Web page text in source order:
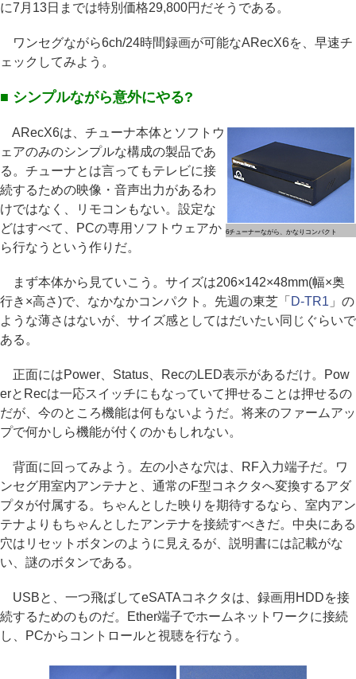
に7月13日までは特別価格29,800円だそうである。
ワンセグながら6ch/24時間録画が可能なARecX6を、早速チ
ェックしてみよう。
■ シンプルながら意外にやる?
6チューナーながら、かなりコンパクト
ARecX6は、チューナ本体とソフトウ
ェアのみのシンプルな構成の製品であ
る。チューナとは言ってもテレビに接
続するための映像・音声出力があるわ
けではなく、リモコンもない。設定な
どはすべて、PCの専用ソフトウェアか
ら行なうという作りだ。
まず本体から見ていこう。サイズは206×142×48mm(幅×奥
行き×高さ)で、なかなかコンパクト。先週の東芝「 D-TR1 」の
ような薄さはないが、サイズ感としてはだいたい同じぐらいで
ある。
正面にはPower、Status、RecのLED表示があるだけ。Pow
erとRecは一応スイッチにもなっていて押せることは押せるの
だが、今のところ機能は何もないようだ。将来のファームアッ
プで何かしら機能が付くのかもしれない。
背面に回ってみよう。左の小さな穴は、RF入力端子だ。ワ
ンセグ用室内アンテナと、通常のF型コネクタへ変換するアダ
プタが付属する。ちゃんとした映りを期待するなら、室内アン
テナよりもちゃんとしたアンテナを接続すべきだ。中央にある
穴はリセットボタンのように見えるが、説明書には記載がな
い、謎のボタンである。
USBと、一つ飛ばしてeSATAコネクタは、録画用HDDを接
続するためのものだ。Ether端子でホームネットワークに接続
し、PCからコントロールと視聴を行なう。